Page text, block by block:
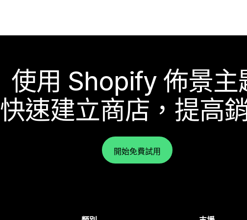
使用 Shopify 佈景主
快速建立商店，提高
開始免費試用